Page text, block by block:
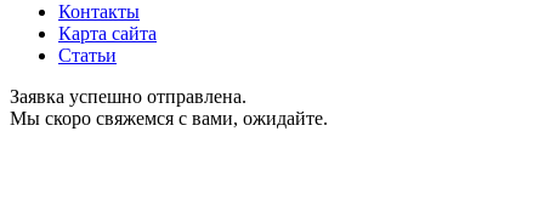
Контакты
Карта сайта
Статьи
Заявка успешно отправлена.
Мы скоро свяжемся с вами, ожидайте.